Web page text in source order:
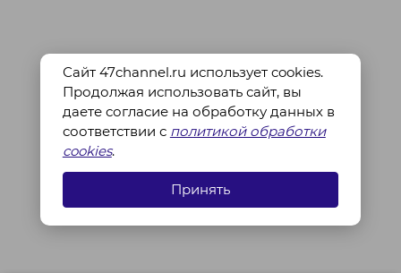
Сайт 47channel.ru использует cookies.
Продолжая использовать сайт, вы
даете согласие на обработку данных в
соответствии с политикой обработки
cookies.
Принять